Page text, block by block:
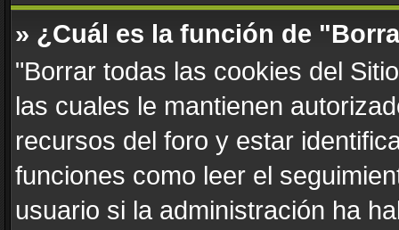
» ¿Cuál es la función de
"Borrar todas las cookies del
las cuales le mantienen
recursos del foro y estar
funciones como leer el
usuario si la administración ha